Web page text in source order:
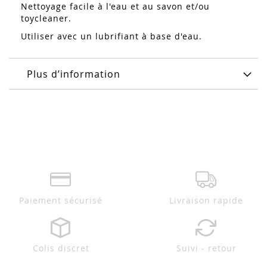
Nettoyage facile à l'eau et au savon et/ou
toycleaner.
Utiliser avec un lubrifiant à base d'eau.
Plus d’information
Paiement sécurisé Livraison rapide
Colis discret Suivi - retour